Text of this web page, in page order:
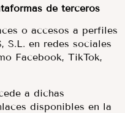
de terceros
o accesos a perfiles
S.L. en redes sociales
Facebook, TikTok,
a dichas
disponibles en la